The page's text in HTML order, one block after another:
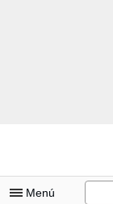
Pasar al contenido
Menú